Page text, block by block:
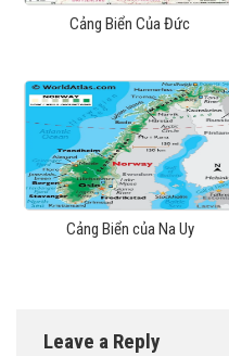
Cảng Biển Của Đức
Cảng Biển của Na Uy
Leave a Reply